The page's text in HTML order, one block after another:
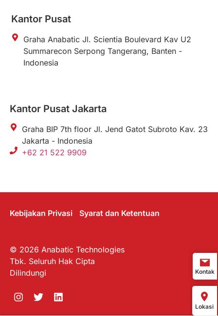
Kantor Pusat
Graha Anabatic Jl. Scientia Boulevard Kav U2
Summarecon Serpong Tangerang, Banten -
Indonesia
Kantor Pusat Jakarta
Graha BIP 7th floor Jl. Jend Gatot Subroto Kav. 23
Jakarta - Indonesia
+62 21 522 9909
Kebijakan Privasi Syarat dan Ketentuan
© 2026 Anabatic Technologies
Tbk. Seluruh Hak Cipta
Dilindungi
Kontak
Lokasi